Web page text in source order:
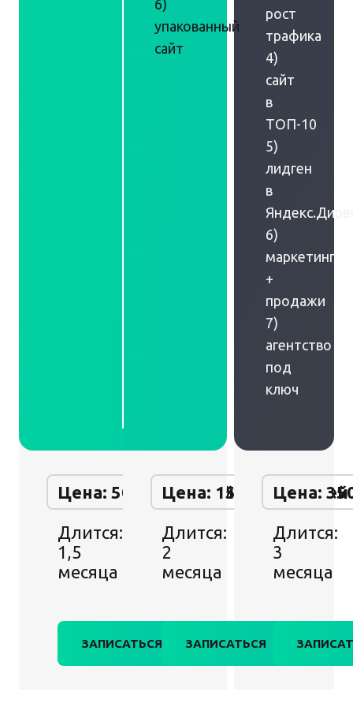
Цена: 50 000 рублей
Длится:
1,5
месяца
ЗАПИСАТЬСЯ
6)
упакованный
сайт
Цена: 150 000 рублей
Длится:
2
месяца
ЗАПИСАТЬСЯ
рост
трафика
4)
сайт
в
ТОП-10
5)
лидген
в
6)
маркетинг
+
продажи
7)
агентство
под
ключ
Цена:
Длится:
3
месяца